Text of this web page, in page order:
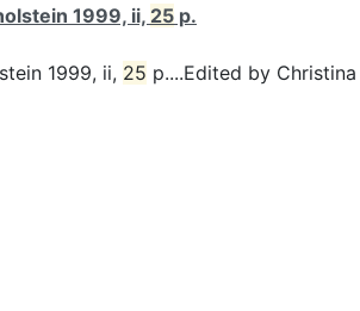
1999, ii, 25 p.
1999, ii, 25 p....Edited by